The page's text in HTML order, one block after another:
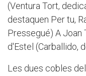
(Ventura Tort,
destaquen Per tu,
Pressegué) A Joan
d'Estel (Carballido,
Les dues cobles